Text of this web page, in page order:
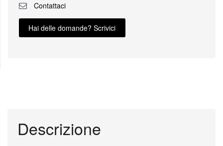
Contattaci
Hai delle domande? Scrivici
Descrizione